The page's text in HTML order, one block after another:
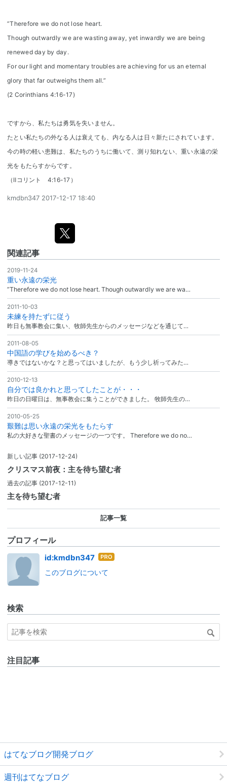
”Therefore we do not lose heart.
Though outwardly we are wasting away, yet inwardly we are being
renewed day by day.
For our light and momentary troubles are achieving for us an eternal
glory that far outweighs them all.”
(2 Corinthians 4:16-17)
ですから、私たちは勇気を失いません。
たとい私たちの外なる人は衰えても、内なる人は日々新たにされています。
今の時の軽い患難は、私たちのうちに働いて、測り知れない、重い永遠の栄
光をもたらすからです。
（Ⅱコリント 4:16-17）
kmdbn347 2017-12-17 18:40
関連記事
2019-11-24
重い永遠の栄光
”Therefore we do not lose heart. Though outwardly we are wa…
2011-10-03
未練を持たずに従う
昨日も無事教会に集い、牧師先生からのメッセージなどを通じて…
2011-08-05
中国語の学びを始めるべき？
導きではないかな？と思ってはいましたが、もう少し祈ってみた…
2010-12-13
自分では良かれと思ってしたことが・・・
昨日の日曜日は、無事教会に集うことができました。 牧師先生の…
2010-05-25
艱難は思い永遠の栄光をもたらす
私の大好きな聖書のメッセージの一つです。 Therefore we do no…
新しい記事 (2017-12-24)
クリスマス前夜：主を待ち望む者
過去の記事 (2017-12-11)
主を待ち望む者
記事一覧
プロフィール
id:kmdbn347 はて
ログ
このブログについて
検索
注目記事
はてなブログ開発ブログ
週刊はてなブログ